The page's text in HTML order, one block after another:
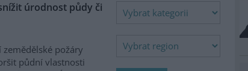
úrodnost půdy či
zemědělské požáry
půdní vlastnosti